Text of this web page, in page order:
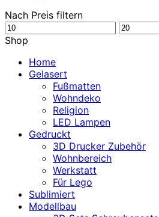
Nach Preis filtern
Min.
Preis
Max.
Shop
Home
Gelasert
Fußmatten
Wohndeko
Religion
LED Lampen
Gedruckt
3D Drucker Zubehör
Wohnbereich
Werkstatt
Für Lego
Sublimiert
Modellbau